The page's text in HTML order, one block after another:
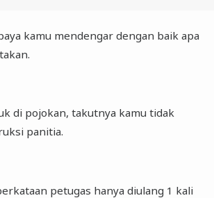
kamu mendengar dengan baik apa
di pojokan, takutnya kamu tidak
panitia.
petugas hanya diulang 1 kali